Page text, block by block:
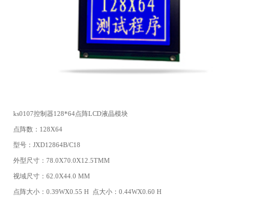
ks0107控制器128*64点阵LCD液晶模块
点阵数：128X64
型号：JXD12864B/C18
外型尺寸：78.0X70.0X12.5TMM
视域尺寸：62.0X44.0 MM
点阵大小：0.39WX0.55 H 点大小：0.44WX0.60 H